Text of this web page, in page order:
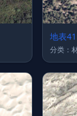
地表41